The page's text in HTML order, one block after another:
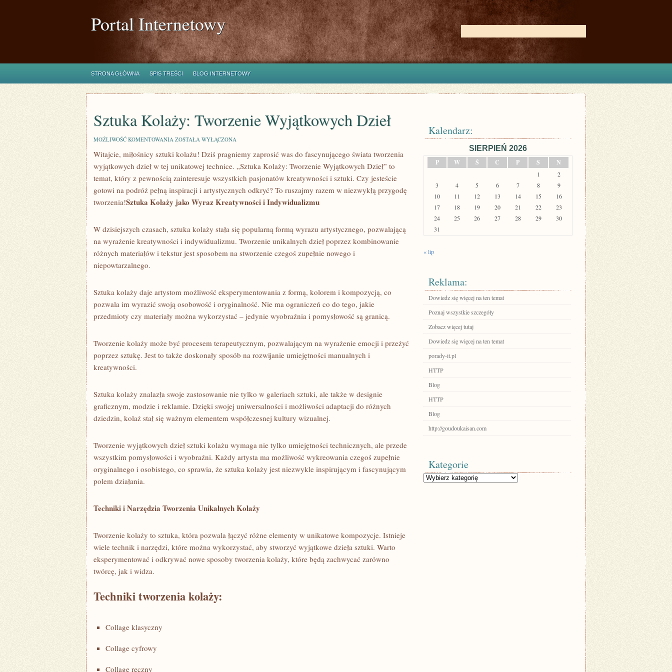
Portal Internetowy
STRONA GŁÓWNA SPIS TREŚCI BLOG INTERNETOWY
Sztuka Kolaży: Tworzenie Wyjątkowych Dzieł
MOŻLIWOŚĆ KOMENTOWANIA SZTUKA
TWORZENIE
DZIEŁ
ZOSTAŁA WYŁĄCZONA
Witajcie, miłośnicy sztuki kolażu! ⁣Dziś pragniemy zaprosić was⁤ do fascynującego świata tworzenia​
wyjątkowych dzieł w‍ tej unikatowej technice.‌ „Sztuka Kolaży: Tworzenie Wyjątkowych Dzieł” ⁤to
temat, który z​ pewnością zainteresuje wszystkich‍ pasjonatów‍ kreatywności i sztuki. Czy jesteście
gotowi na⁢ podróż pełną inspiracji ‌i artystycznych odkryć? To ruszajmy razem w niezwykłą przygodę⁣
tworzenia!Sztuka‌ Kolaży jako Wyraz Kreatywności i Indywidualizmu
W dzisiejszych czasach, sztuka ⁢kolaży stała się popularną formą wyrazu artystycznego, pozwalającą
‌na​ wyrażenie kreatywności i indywidualizmu. Tworzenie unikalnych dzieł poprzez kombinowanie
różnych⁣ materiałów⁤ i tekstur⁢ jest sposobem na stworzenie czegoś zupełnie nowego i
‍niepowtarzalnego.
Sztuka ⁤kolaży ‌daje artystom możliwość eksperymentowania z formą, kolorem i kompozycją, co
pozwala​ im wyrazić swoją osobowość i⁢ oryginalność. Nie ma ograniczeń co do tego, jakie
przedmioty ⁢czy⁢ materiały​ można wykorzystać‍ – ⁢jedynie ⁣wyobraźnia i pomysłowość są granicą.
Tworzenie kolaży może być procesem​ terapeutycznym, pozwalającym na wyrażenie emocji i przeżyć
poprzez ⁢sztukę.‍ Jest to ​także doskonały sposób na rozwijanie umiejętności⁤ manualnych i
kreatywności.
Sztuka ​kolaży ‍znalazła swoje zastosowanie nie tylko ‍w galeriach sztuki, ale także w designie
graficznym, modzie i reklamie. Dzięki ⁣swojej uniwersalności i​ możliwości adaptacji do różnych
dziedzin, kolaż stał⁣ się ważnym ⁣elementem współczesnej​ kultury wizualnej.
Tworzenie wyjątkowych‍ dzieł sztuki kolażu ⁢wymaga nie tylko umiejętności technicznych, ale przede
wszystkim pomysłowości i wyobraźni. Każdy artysta ma możliwość wykreowania ⁢czegoś zupełnie
oryginalnego i osobistego, co ​sprawia, że sztuka kolaży ⁣jest niezwykle inspirującym i fascynującym
⁤polem działania.
Techniki i Narzędzia Tworzenia Unikalnych Kolaży
Tworzenie kolaży to sztuka, która pozwala ‍łączyć różne elementy w ⁣unikatowe kompozycje. Istnieje
wiele technik i narzędzi, które ​można wykorzystać, aby⁣ stworzyć wyjątkowe dzieła sztuki. Warto
eksperymentować⁢ i odkrywać ⁢nowe sposoby tworzenia kolaży, które ⁤będą zachwycać‌ zarówno⁣
twórcę, jak i widza.
Techniki tworzenia ⁣kolaży:
Collage klasyczny
Collage cyfrowy
Collage​ ręczny
Kalendarz:
SIERPIEŃ 2026
P
W Ś C P S N
1
2
3
4 5 6 7 8
9
10
11 12 13 14 15
16
17
18 19 20 21 22
23
24
25 26 27 28 29
30
31
« lip
Reklama:
Dowiedz się więcej na ten temat
Poznaj wszystkie szczegóły
Zobacz więcej tutaj
Dowiedz się więcej na ten temat
porady-it.pl
HTTP
Blog
HTTP
Blog
http://goudoukaisan.com
Kategorie
Kategorie